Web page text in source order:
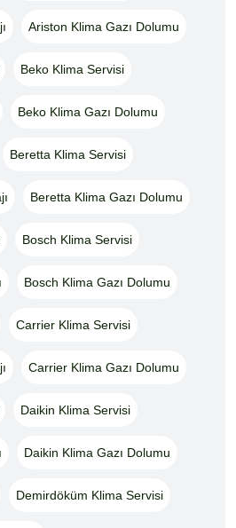
Ariston Klima Gazı Dolumu
Beko Klima Servisi
Beko Klima Gazı Dolumu
Beretta Klima Servisi
Beretta Klima Gazı Dolumu
Bosch Klima Servisi
Bosch Klima Gazı Dolumu
Carrier Klima Servisi
Carrier Klima Gazı Dolumu
Daikin Klima Servisi
Daikin Klima Gazı Dolumu
Demirdöküm Klima Servisi